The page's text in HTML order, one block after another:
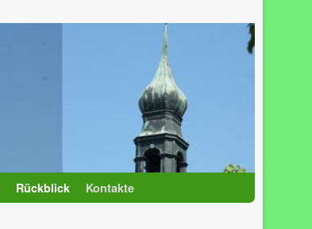
Rückblick Kontakte